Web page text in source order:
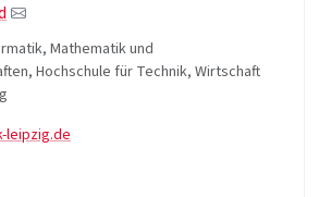
Mathematik und
Hochschule für Technik, Wirtschaft
leipzig.de